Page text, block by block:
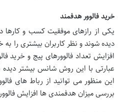
خرید فالوور هدفمند
یکی از رازهای موفقیت کسب و کارها
دیده شوند و نظر کاربران بیشتری را
افزایش تعداد فالوورهای پیج و خرید
عبارتی با این روش شانس بیشتر
این منظور می توانید از رباط های
بررسی میزان هدفمندی ها افزایش